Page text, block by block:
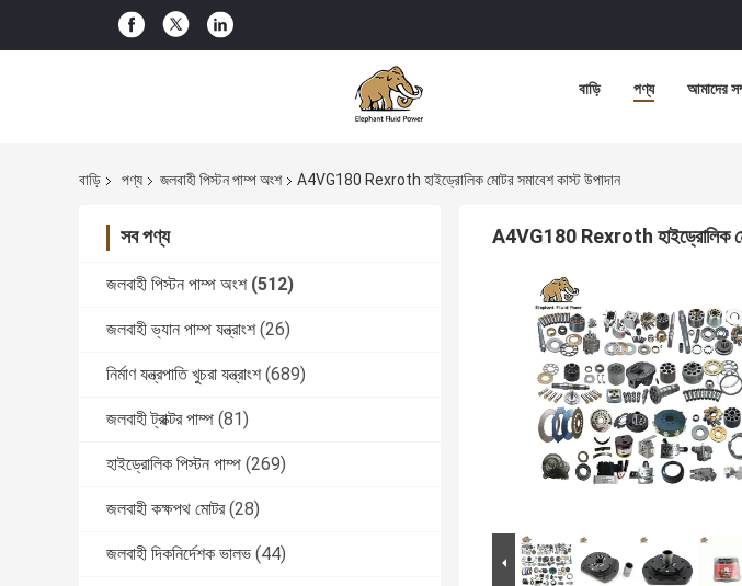
বাড়ি পণ্য আমাদের
বাড়ি পণ্য জলবাহী পিস্টন পাম্প অংশ A4VG180 Rexroth হাইড্রোলিক মোটর সমাবেশ কাস্ট উপাদান
সব পণ্য
জলবাহী পিস্টন পাম্প অংশ (512)
জলবাহী ভ্যান পাম্প যন্ত্রাংশ (26)
নির্মাণ যন্ত্রপাতি খুচরা যন্ত্রাংশ (689)
জলবাহী ট্রাক্টর পাম্প (81)
হাইড্রোলিক পিস্টন পাম্প (269)
জলবাহী কক্ষপথ মোটর (28)
জলবাহী দিকনির্দেশক ভালভ (44)
A4VG180 Rexroth হাইড্রোলিক